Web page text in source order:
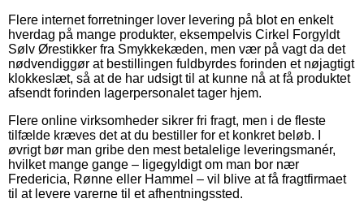
Flere internet forretninger lover levering på blot en enkelt
hverdag på mange produkter, eksempelvis Cirkel Forgyldt
Sølv Ørestikker fra Smykkekæden, men vær på vagt da det
nødvendiggør at bestillingen fuldbyrdes forinden et nøjagtigt
klokkeslæt, så at de har udsigt til at kunne nå at få produktet
afsendt forinden lagerpersonalet tager hjem.
Flere online virksomheder sikrer fri fragt, men i de fleste
tilfælde kræves det at du bestiller for et konkret beløb. I
øvrigt bør man gribe den mest betalelige leveringsmanér,
hvilket mange gange – ligegyldigt om man bor nær
Fredericia, Rønne eller Hammel – vil blive at få fragtfirmaet
til at levere varerne til et afhentningssted.